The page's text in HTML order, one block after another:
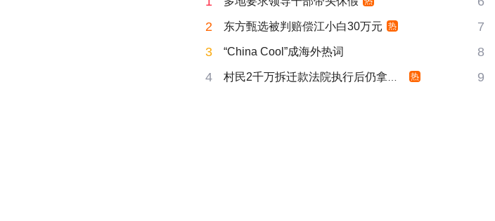
2 东方甄选被判赔偿江小白30万元 热 7
3 “China Cool”成海外热词 8
4 村民2千万拆迁款法院执行后仍拿不到 热 9